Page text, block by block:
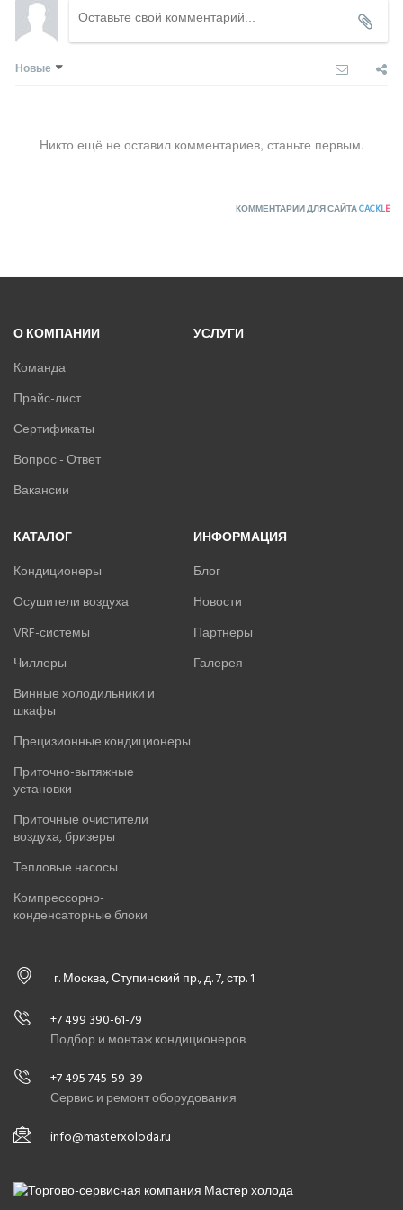
ULTIMA COMFORT
XIGMA
YOSHIKAWA
ПРИТОЧНЫЕ ОЧИСТИТЕЛИ ВОЗДУХА, БРИЗЕРЫ
ТЕПЛОВЫЕ НАСОСЫ
КОМПРЕССОРНО-КОНДЕНСАТОРНЫЕ БЛОКИ
Новые
Никто ещё не оставил комментариев, станьте первым.
КОММЕНТАРИИ ДЛЯ САЙТАCACKLE
О КОМПАНИИ
Команда
Прайс-лист
Сертификаты
Вопрос - Ответ
Вакансии
УСЛУГИ
КАТАЛОГ
Кондиционеры
Осушители воздуха
VRF-системы
Чиллеры
Винные холодильники и
шкафы
Прецизионные кондиционеры
Приточно-вытяжные
установки
Приточные очистители
воздуха, бризеры
Тепловые насосы
Компрессорно-
конденсаторные блоки
ИНФОРМАЦИЯ
Блог
Новости
Партнеры
Галерея
г. Москва, Ступинский пр., д. 7, стр. 1
+7 499 390-61-79
Подбор и монтаж кондиционеров
+7 495 745-59-39
Сервис и ремонт оборудования
info@masterxoloda.ru